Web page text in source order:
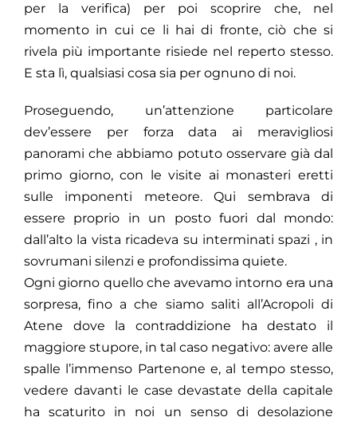
per la verifica) per poi scoprire che, nel
momento in cui ce li hai di fronte, ciò che si
rivela più importante risiede nel reperto stesso.
E sta lì, qualsiasi cosa sia per ognuno di noi.
Proseguendo, un’attenzione particolare
dev’essere per forza data ai meravigliosi
panorami che abbiamo potuto osservare già dal
primo giorno, con le visite ai monasteri eretti
sulle imponenti meteore. Qui sembrava di
essere proprio in un posto fuori dal mondo:
dall’alto la vista ricadeva su interminati spazi , in
sovrumani silenzi e profondissima quiete.
Ogni giorno quello che avevamo intorno era una
sorpresa, fino a che siamo saliti all’Acropoli di
Atene dove la contraddizione ha destato il
maggiore stupore, in tal caso negativo: avere alle
spalle l’immenso Partenone e, al tempo stesso,
vedere davanti le case devastate della capitale
ha scaturito in noi un senso di desolazione